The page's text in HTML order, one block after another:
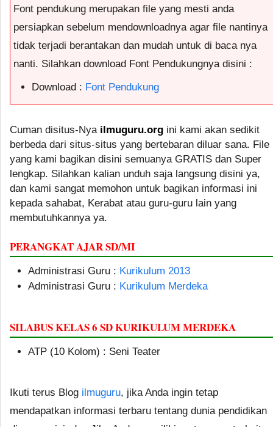
Font pendukung merupakan file yang mesti anda
persiapkan sebelum mendownloadnya agar file nantinya
tidak terjadi berantakan dan mudah untuk di baca nya
nanti. Silahkan download Font Pendukungnya disini :
Download : Font Pendukung
Cuman disitus-Nya ilmuguru.org ini kami akan sedikit
berbeda dari situs-situs yang bertebaran diluar sana. File
yang kami bagikan disini semuanya GRATIS dan Super
lengkap. Silahkan kalian unduh saja langsung disini ya,
dan kami sangat memohon untuk bagikan informasi ini
kepada sahabat, Kerabat atau guru-guru lain yang
membutuhkannya ya.
PERANGKAT AJAR SD/MI
Administrasi Guru : Kurikulum 2013
Administrasi Guru : Kurikulum Merdeka
SILABUS KELAS 6 SD KURIKULUM MERDEKA
ATP (10 Kolom) : Seni Teater
Ikuti terus Blog ilmuguru, jika Anda ingin tetap
mendapatkan informasi terbaru tentang dunia pendidikan